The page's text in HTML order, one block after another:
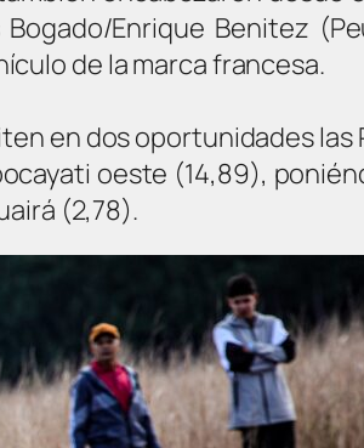
Enrique Benitez
de la marca francesa.
en dos oportunidades las
oeste (14,89),
(2,78).